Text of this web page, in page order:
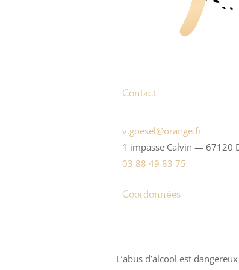
Contact
v.goesel@orange.fr
1 impasse Calvin — 67120
03 88 49 83 75
Coordonnées
L’abus d’alcool est dangereux